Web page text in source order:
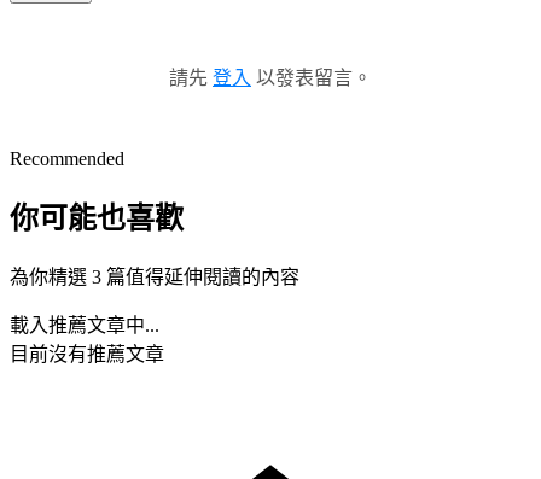
請先 登入 以發表留言。
Recommended
你可能也喜歡
為你精選 3 篇值得延伸閱讀的內容
載入推薦文章中...
目前沒有推薦文章